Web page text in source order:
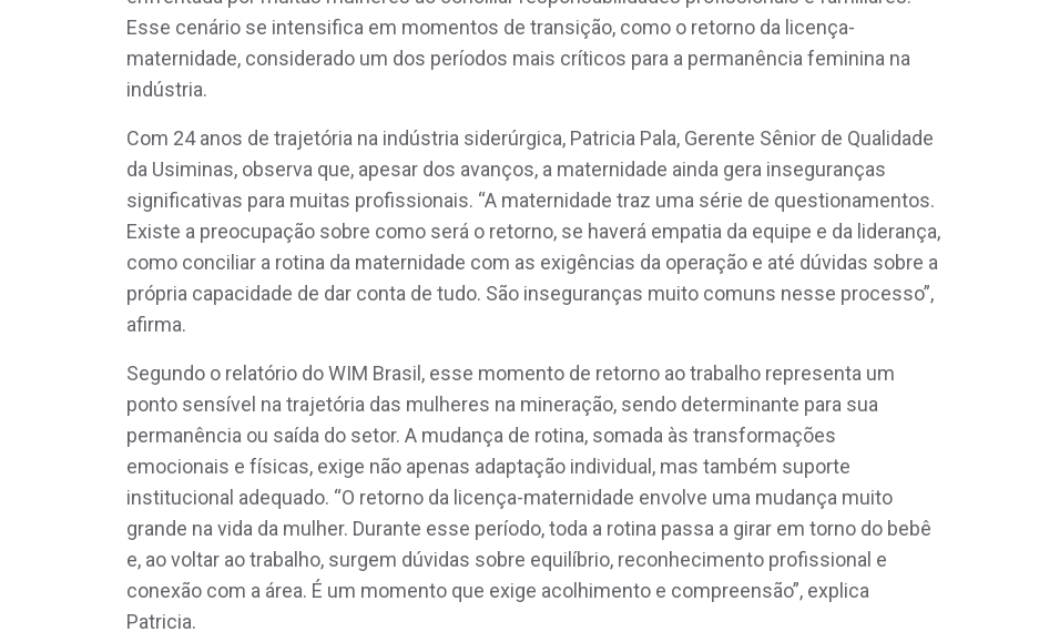
Esse cenário se intensifica em momentos de transição, como o retorno da licença-
maternidade, considerado um dos períodos mais críticos para a permanência feminina na
indústria.
Com 24 anos de trajetória na indústria siderúrgica, Patricia Pala, Gerente Sênior de Qualidade
da Usiminas, observa que, apesar dos avanços, a maternidade ainda gera inseguranças
significativas para muitas profissionais. “A maternidade traz uma série de questionamentos.
Existe a preocupação sobre como será o retorno, se haverá empatia da equipe e da liderança,
como conciliar a rotina da maternidade com as exigências da operação e até dúvidas sobre a
própria capacidade de dar conta de tudo. São inseguranças muito comuns nesse processo”,
afirma.
Segundo o relatório do WIM Brasil, esse momento de retorno ao trabalho representa um
ponto sensível na trajetória das mulheres na mineração, sendo determinante para sua
permanência ou saída do setor. A mudança de rotina, somada às transformações
emocionais e físicas, exige não apenas adaptação individual, mas também suporte
institucional adequado. “O retorno da licença-maternidade envolve uma mudança muito
grande na vida da mulher. Durante esse período, toda a rotina passa a girar em torno do bebê
e, ao voltar ao trabalho, surgem dúvidas sobre equilíbrio, reconhecimento profissional e
conexão com a área. É um momento que exige acolhimento e compreensão”, explica
Patricia.